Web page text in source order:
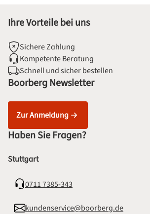
Ihre Vorteile bei uns
Sichere Zahlung
Kompetente Beratung
Schnell und sicher bestellen
Boorberg Newsletter
Zur Anmeldung
Haben Sie Fragen?
Stuttgart
0711 7385-343
kundenservice@boorberg.de